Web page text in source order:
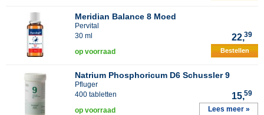
Meridian Balance 8 Moed
Pervital
30 ml
22,39
op voorraad Bestellen
Natrium Phosphoricum D6 Schussler 9
Pfluger
400 tabletten
15,59
op voorraad Lees meer »